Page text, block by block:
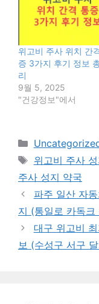
위고비 주사 위치 간
증 3가지 후기 정보
리
9월 5, 2025
"건강정보"에서
카
테
리
태
그
위고비 주사 성
주사 성지 약국
파주 일산 자
지 (통일로 카독크
대구 위고비
보 (수성구 서구